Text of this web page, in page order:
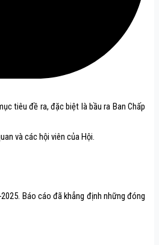
tiêu đề ra, đặc biệt là bầu ra Ban Chấp
và các hội viên của Hội.
Báo cáo đã khẳng định những đóng